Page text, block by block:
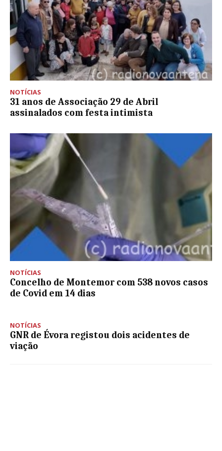
NOTÍCIAS
31 anos de Associação 29 de Abril
assinalados com festa intimista
NOTÍCIAS
Concelho de Montemor com 538 novos casos
de Covid em 14 dias
NOTÍCIAS
GNR de Évora registou dois acidentes de
viação